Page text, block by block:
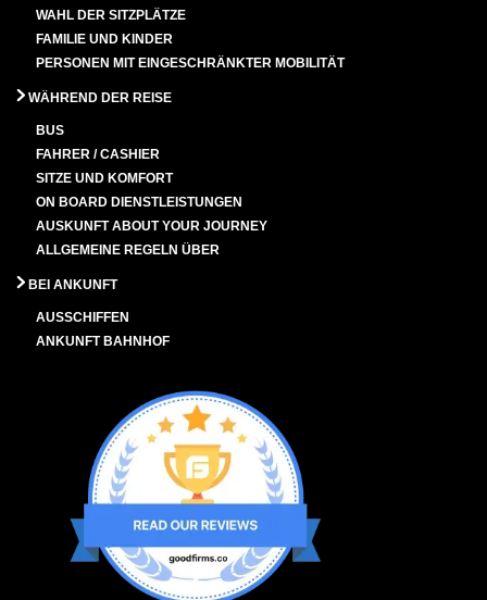
WAHL DER SITZPLÄTZE
FAMILIE UND KINDER
PERSONEN MIT EINGESCHRÄNKTER MOBILITÄT
WÄHREND DER REISE
BUS
FAHRER / CASHIER
SITZE UND KOMFORT
ON BOARD DIENSTLEISTUNGEN
AUSKUNFT ABOUT YOUR JOURNEY
ALLGEMEINE REGELN ÜBER
BEI ANKUNFT
AUSSCHIFFEN
ANKUNFT BAHNHOF